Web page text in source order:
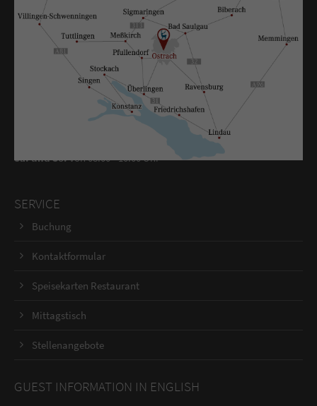
11:45 - 13:30 Uhr und 18:00 - 20:30 Uhr
bis ca 22:00 Uhr
ab 17:00 Uhr
bis 11:00 Uhr
Sa. und So.von 08:00 - 10:00 Uhr
SERVICE
Buchung
Kontaktformular
Speisekarten Restaurant
Mittagstisch
Stellenangebote
GUEST INFORMATION IN ENGLISH